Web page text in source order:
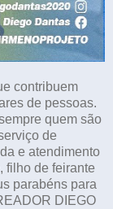
contribuem
de pessoas.
quem são
de
e atendimento
filho de feirante
parabéns para
DIEGO